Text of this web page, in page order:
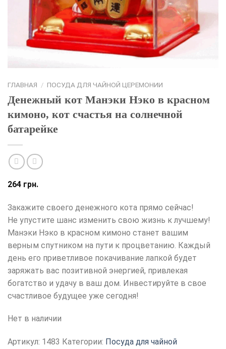
ГЛАВНАЯ / ПОСУДА ДЛЯ ЧАЙНОЙ ЦЕРЕМОНИИ
Денежный кот Манэки Нэко в красном
кимоно, кот счастья на солнечной
батарейке
264 грн.
Закажите своего денежного кота прямо сейчас!
Не упустите шанс изменить свою жизнь к лучшему!
Манэки Нэко в красном кимоно станет вашим
верным спутником на пути к процветанию. Каждый
день его приветливое покачивание лапкой будет
заряжать вас позитивной энергией, привлекая
богатство и удачу в ваш дом. Инвестируйте в свое
счастливое будущее уже сегодня!
Нет в наличии
Артикул: 1483 Категории: Посуда для чайной